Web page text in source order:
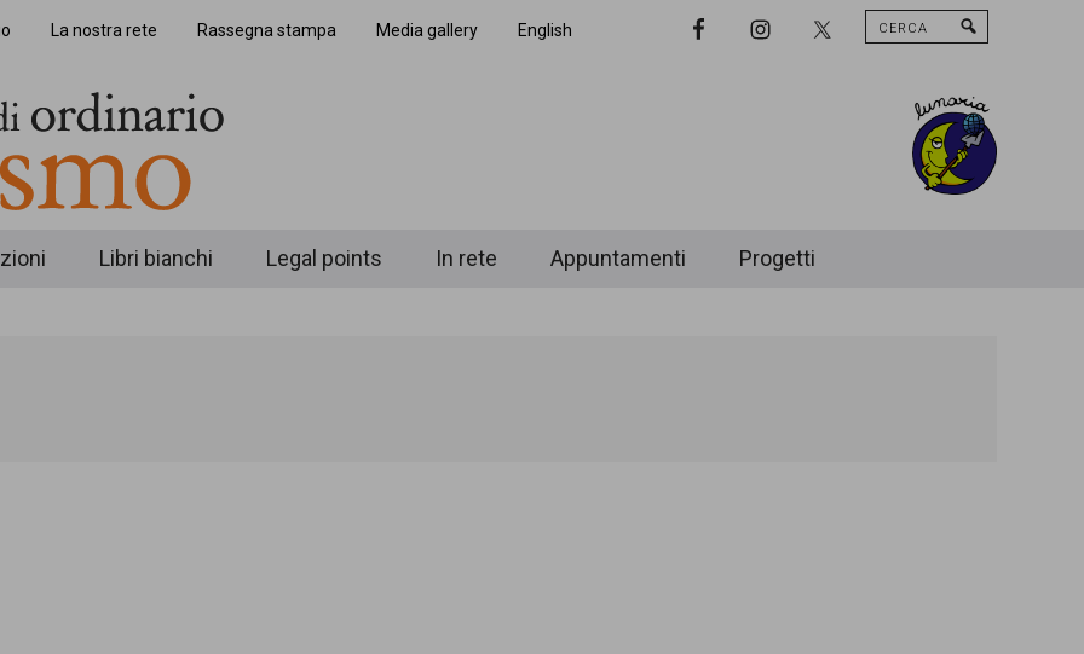
La nostra rete Rassegna stampa Media gallery English
Nav
Cerca
Libri bianchi Legal points In rete Appuntamenti Progetti